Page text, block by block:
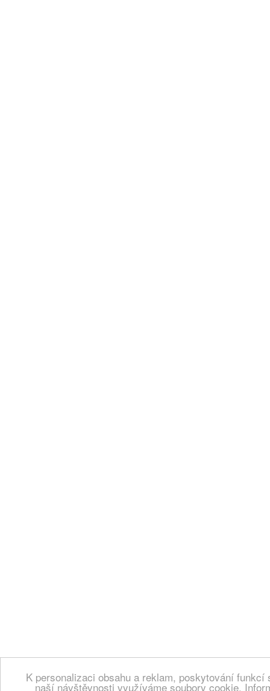
K personalizaci obsahu a reklam, poskytování
naší návštěvnosti využíváme soubory cookie.